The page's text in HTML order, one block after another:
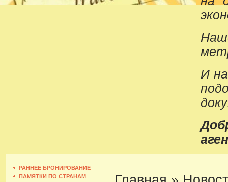
И
РАННЕЕ БРОНИРОВАНИЕ
ПАМЯТКИ ПО СТРАНАМ